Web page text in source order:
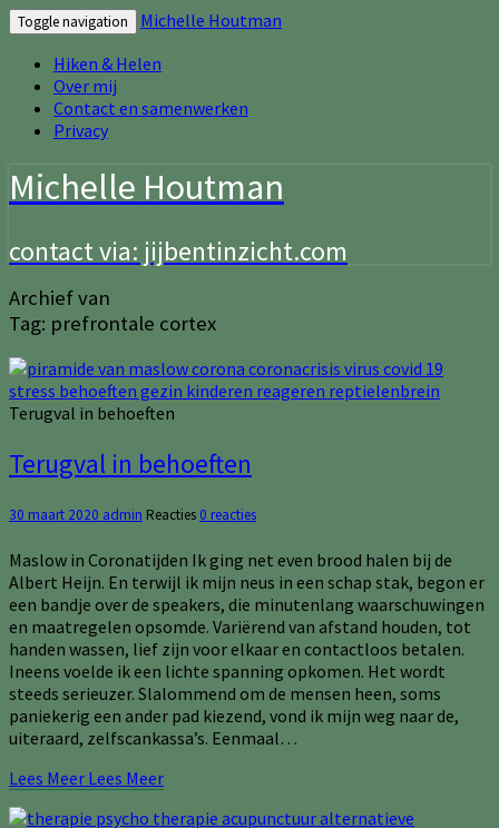
Toggle navigation
Michelle Houtman
Hiken & Helen
Over mij
Contact en samenwerken
Privacy
Michelle Houtman
contact via: jijbentinzicht.com
Archief van
Tag: prefrontale cortex
Terugval in behoeften
Terugval in behoeften
30 maart 2020 admin Reacties 0 reacties
Maslow in Coronatijden Ik ging net even brood halen bij de
Albert Heijn. En terwijl ik mijn neus in een schap stak, begon er
een bandje over de speakers, die minutenlang waarschuwingen
en maatregelen opsomde. Variërend van afstand houden, tot
handen wassen, lief zijn voor elkaar en contactloos betalen.
Ineens voelde ik een lichte spanning opkomen. Het wordt
steeds serieuzer. Slalommend om de mensen heen, soms
paniekerig een ander pad kiezend, vond ik mijn weg naar de,
uiteraard, zelfscankassa’s. Eenmaal…
Lees Meer Lees Meer